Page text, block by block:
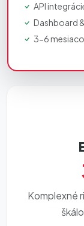
API
Dashboard
3-6
Komplexné